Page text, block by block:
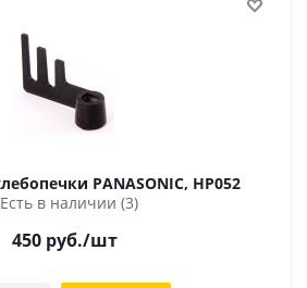
Лопатка для хлебопечки PANASONIC, HP052
Есть в наличии (3)
450руб./шт